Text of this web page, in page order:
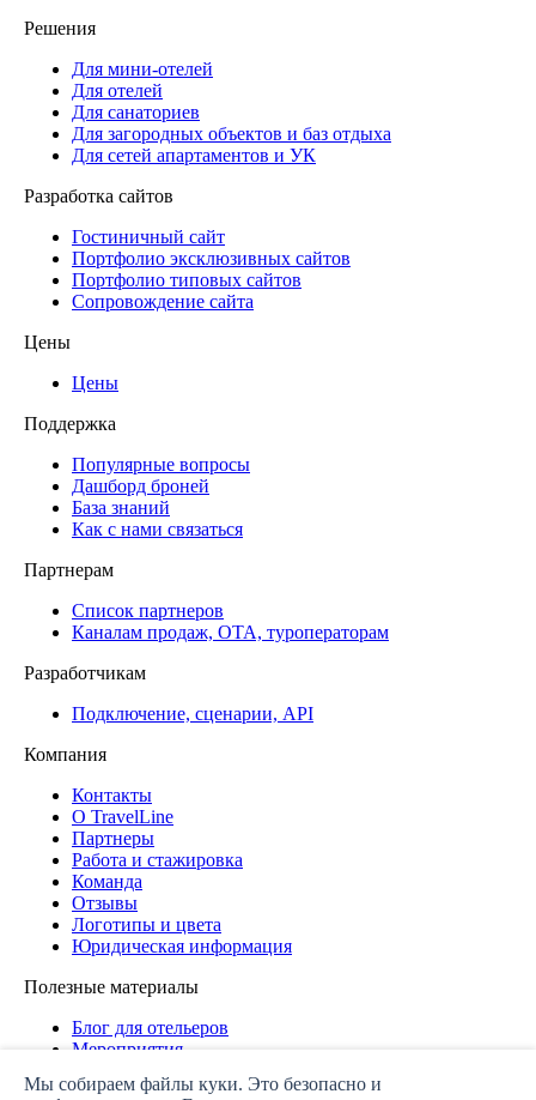
Решения
Для мини-отелей
Для отелей
Для санаториев
Для загородных объектов и баз отдыха
Для сетей апартаментов и УК
Разработка сайтов
Гостиничный сайт
Портфолио эксклюзивных сайтов
Портфолио типовых сайтов
Сопровождение сайта
Цены
Цены
Поддержка
Популярные вопросы
Дашборд броней
База знаний
Как с нами связаться
Партнерам
Список партнеров
Каналам продаж, ОТА, туроператорам
Разработчикам
Подключение, сценарии, API
Компания
Контакты
О TravelLine
Партнеры
Работа и стажировка
Команда
Отзывы
Логотипы и цвета
Юридическая информация
Полезные материалы
Блог для отельеров
Мероприятия
Мы собираем файлы куки. Это безопасно и